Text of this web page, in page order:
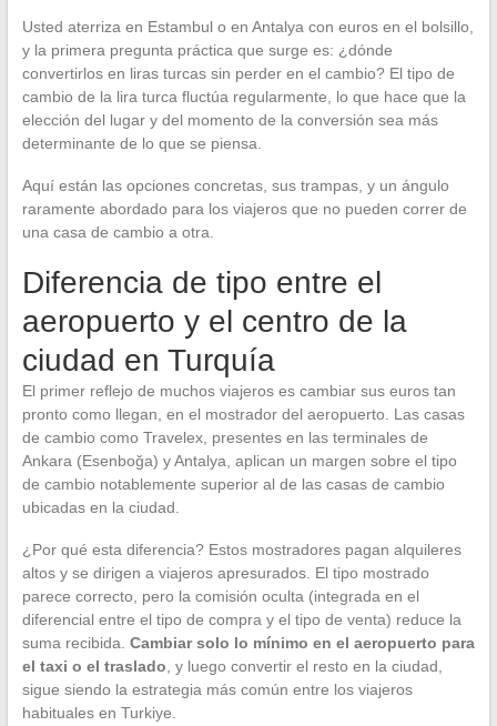
Usted aterriza en Estambul o en Antalya con euros en el bolsillo,
y la primera pregunta práctica que surge es: ¿dónde
convertirlos en liras turcas sin perder en el cambio? El tipo de
cambio de la lira turca fluctúa regularmente, lo que hace que la
elección del lugar y del momento de la conversión sea más
determinante de lo que se piensa.
Aquí están las opciones concretas, sus trampas, y un ángulo
raramente abordado para los viajeros que no pueden correr de
una casa de cambio a otra.
Diferencia de tipo entre el
aeropuerto y el centro de la
ciudad en Turquía
El primer reflejo de muchos viajeros es cambiar sus euros tan
pronto como llegan, en el mostrador del aeropuerto. Las casas
de cambio como Travelex, presentes en las terminales de
Ankara (Esenboğa) y Antalya, aplican un margen sobre el tipo
de cambio notablemente superior al de las casas de cambio
ubicadas en la ciudad.
¿Por qué esta diferencia? Estos mostradores pagan alquileres
altos y se dirigen a viajeros apresurados. El tipo mostrado
parece correcto, pero la comisión oculta (integrada en el
diferencial entre el tipo de compra y el tipo de venta) reduce la
suma recibida. Cambiar solo lo mínimo en el aeropuerto para
el taxi o el traslado , y luego convertir el resto en la ciudad,
sigue siendo la estrategia más común entre los viajeros
habituales en Turkiye.